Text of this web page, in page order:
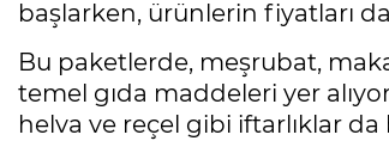
başlarken, ürünlerin fiyatları
Bu paketlerde, meşrubat,
temel gıda maddeleri yer
helva ve reçel gibi iftarlıklar